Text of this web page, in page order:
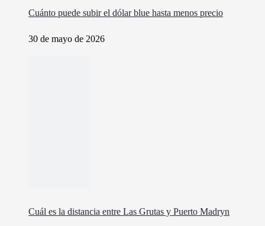
Cuánto puede subir el dólar blue hasta menos precio
30 de mayo de 2026
Cuál es la distancia entre Las Grutas y Puerto Madryn